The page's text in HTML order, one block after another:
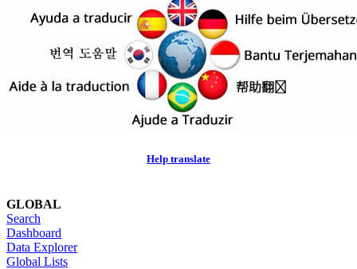
Help translate
GLOBAL
Search
Dashboard
Data Explorer
Global Lists